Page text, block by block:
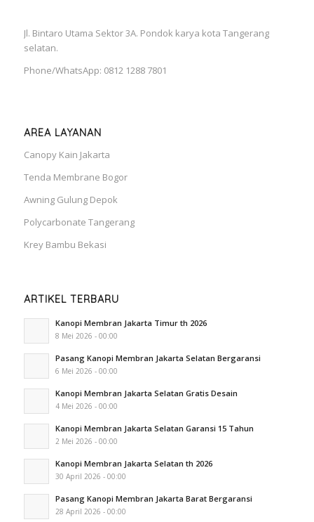
Jl. Bintaro Utama Sektor 3A. Pondok karya kota Tangerang
selatan.
Phone/WhatsApp: 0812 1288 7801
AREA LAYANAN
Canopy Kain Jakarta
Tenda Membrane Bogor
Awning Gulung Depok
Polycarbonate Tangerang
Krey Bambu Bekasi
ARTIKEL TERBARU
Kanopi Membran Jakarta Timur th 2026
8 Mei 2026 - 00:00
Pasang Kanopi Membran Jakarta Selatan Bergaransi
6 Mei 2026 - 00:00
Kanopi Membran Jakarta Selatan Gratis Desain
4 Mei 2026 - 00:00
Kanopi Membran Jakarta Selatan Garansi 15 Tahun
2 Mei 2026 - 00:00
Kanopi Membran Jakarta Selatan th 2026
30 April 2026 - 00:00
Pasang Kanopi Membran Jakarta Barat Bergaransi
28 April 2026 - 00:00